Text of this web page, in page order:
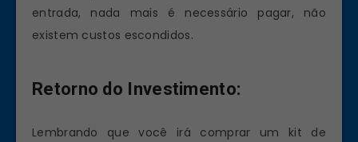
entrada, nada mais é necessário pagar, não
existem custos escondidos.
Retorno do Investimento:
Lembrando que você irá comprar um kit de